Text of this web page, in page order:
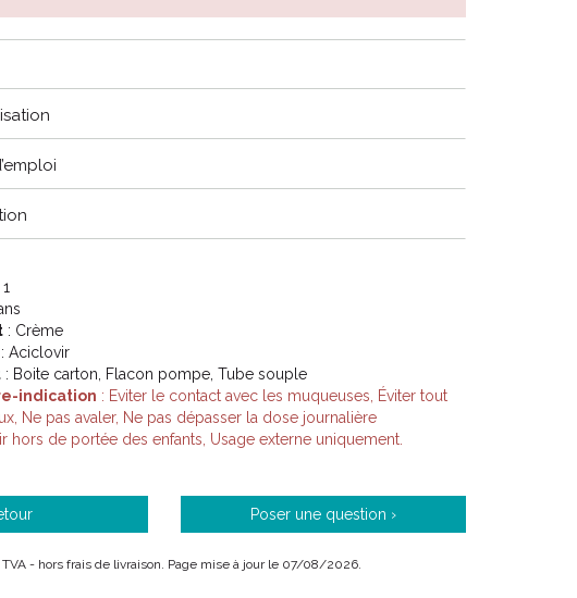
: Crème
: Aciclovir
: Boite carton, Flacon pompe, Tube souple
indication : Eviter le contact avec les muqueuses, Éviter tout
Ne pas avaler, Ne pas dépasser la dose journalière
hors de portée des enfants, Usage externe uniquement.
Poser une question ›
- hors frais de livraison. Page mise à jour le 07/08/2026.